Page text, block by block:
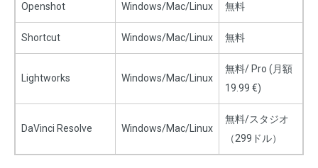
Openshot Windows/Mac/Linux 無料
Shortcut Windows/Mac/Linux 無料
Lightworks Windows/Mac/Linux
無料/ Pro (月額
19.99 €)
DaVinci Resolve Windows/Mac/Linux
無料/スタジオ
（299ドル）